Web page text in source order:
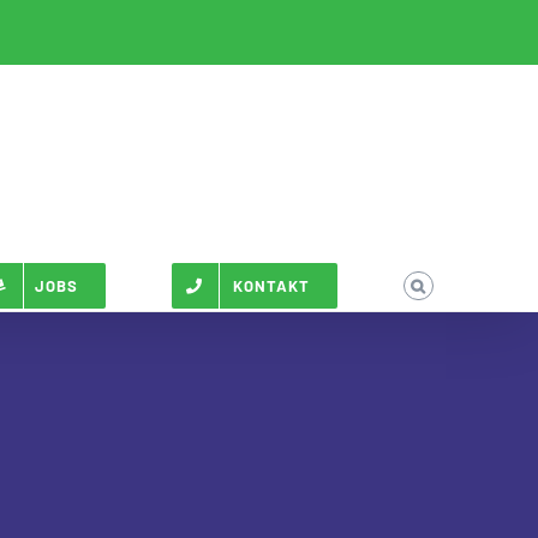
JOBS KONTAKT